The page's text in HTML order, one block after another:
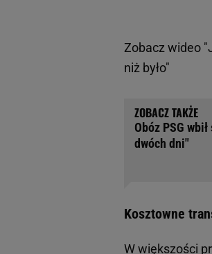
Zobacz wideo
niż było"
Obóz PSG
dwóch dni"
Kosztowne
W większości